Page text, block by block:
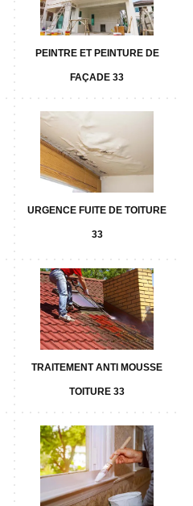
PEINTRE ET PEINTURE DE
FAÇADE 33
URGENCE FUITE DE TOITURE
33
TRAITEMENT ANTI MOUSSE
TOITURE 33